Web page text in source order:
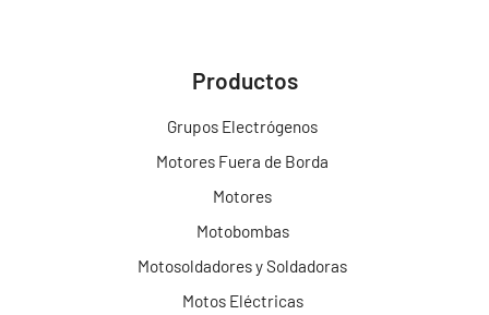
Productos
Grupos Electrógenos
Motores Fuera de Borda
Motores
Motobombas
Motosoldadores y Soldadoras
Motos Eléctricas